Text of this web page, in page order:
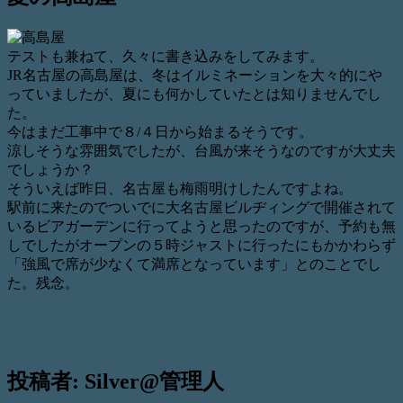
テストも兼ねて、久々に書き込みをしてみます。
JR名古屋の高島屋は、冬はイルミネーションを大々的にや
っていましたが、夏にも何かしていたとは知りませんでし
た。
今はまだ工事中で８/４日から始まるそうです。
涼しそうな雰囲気でしたが、台風が来そうなのですが大丈夫
でしょうか？
そういえば昨日、名古屋も梅雨明けしたんですよね。
駅前に来たのでついでに大名古屋ビルヂィングで開催されて
いるビアガーデンに行ってようと思ったのですが、予約も無
しでしたがオープンの５時ジャストに行ったにもかかわらず
「強風で席が少なくて満席となっています」とのことでし
た。残念。
投稿者: Silver@管理人